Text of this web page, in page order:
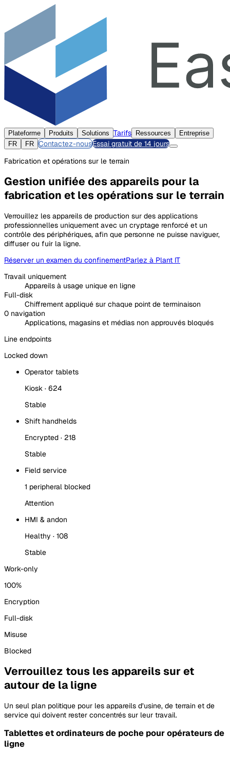
Plateforme Produits Solutions Tarifs Ressources
Entreprise
FR
FR Contactez-nousEssai gratuit de 14 jours
Fabrication et opérations sur le terrain
Gestion unifiée des appareils pour la
fabrication et les opérations sur le terrain
Verrouillez les appareils de production sur des applications
professionnelles uniquement avec un cryptage renforcé et un
contrôle des périphériques, afin que personne ne puisse naviguer,
diffuser ou fuir la ligne.
Réserver un examen du confinementParlez à Plant IT
Travail uniquement
Appareils à usage unique en ligne
Full-disk
Chiffrement appliqué sur chaque point de terminaison
0 navigation
Applications, magasins et médias non approuvés bloqués
Line endpoints
Locked down
Operator tablets
Kiosk · 624
Stable
Shift handhelds
Encrypted · 218
Stable
Field service
1 peripheral blocked
Attention
HMI & andon
Healthy · 108
Stable
Work-only
100%
Encryption
Full-disk
Misuse
Blocked
Verrouillez tous les appareils sur et
autour de la ligne
Un seul plan politique pour les appareils d’usine, de terrain et de
service qui doivent rester concentrés sur leur travail.
Tablettes et ordinateurs de poche pour opérateurs de
ligne